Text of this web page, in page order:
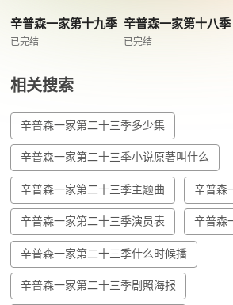
辛普森一家第十九季
已完结
辛普森一家第十八季
已完结
相关搜索
辛普森一家第二十三季多少集
辛普森一家第二十三季小说原著叫什么
辛普森一家第二十三季主题曲 辛普森
辛普森一家第二十三季演员表 辛普森
辛普森一家第二十三季什么时候播
辛普森一家第二十三季剧照海报